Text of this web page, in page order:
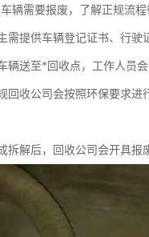
辆需要报废，了解正规流程
需提供车辆登记证书、行驶
辆送至*回收点，工作人员
回收公司会按照环保要求
拆解后，回收公司会开具报